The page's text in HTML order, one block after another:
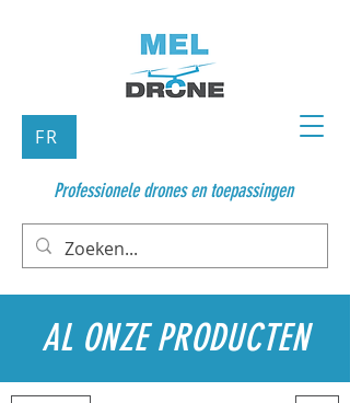
Professionele drones en toepassingen
FR
AL ONZE PRODUCTEN